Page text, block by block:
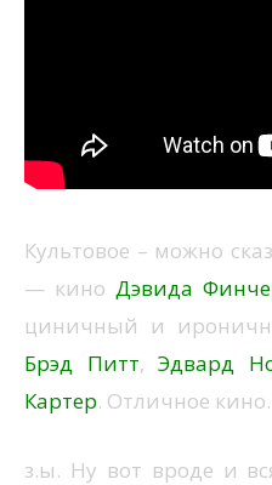
Культовое – можно
— кино Дэвида
циничный и
Брэд Питт,Эдвард
Картер. Отличное кино.
з.ы. Ну вот вроде и